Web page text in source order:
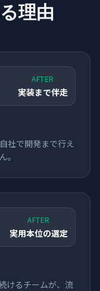
理由
AFTER
実装まで伴走
社で開発まで行え
。
AFTER
実用本位の選定
けるチームが、流